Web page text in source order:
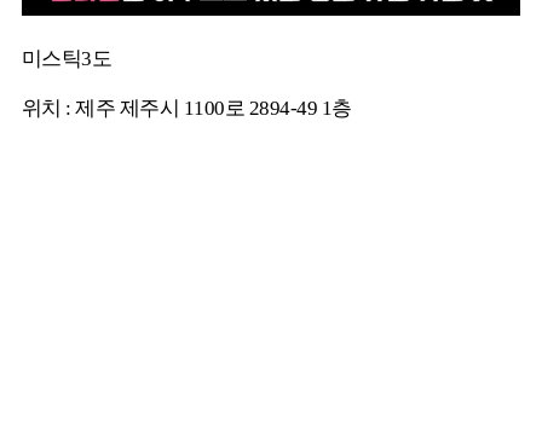
미스틱3도
위치 : 제주 제주시 1100로 2894-49 1층